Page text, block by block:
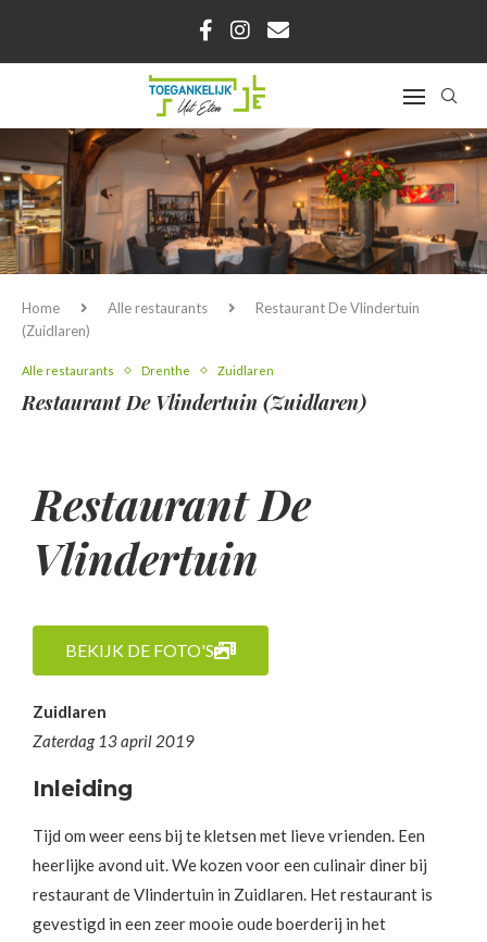
Home Alle restaurants
Restaurant De Vlindertuin
(Zuidlaren)
Alle restaurants Drenthe Zuidlaren
Restaurant De Vlindertuin (Zuidlaren)
Restaurant De
Vlindertuin
BEKIJK DE FOTO'S
Zuidlaren
Zaterdag 13 april 2019
Inleiding
Tijd om weer eens bij te kletsen met lieve vrienden. Een
heerlijke avond uit. We kozen voor een culinair diner bij
restaurant de Vlindertuin in Zuidlaren. Het restaurant is
gevestigd in een zeer mooie oude boerderij in het